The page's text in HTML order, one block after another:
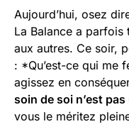
Aujourd’hui, osez
La Balance a parfois
aux autres. Ce soir,
: *Qu’est-ce qui me
agissez en
soin de soi n’est
vous le méritez